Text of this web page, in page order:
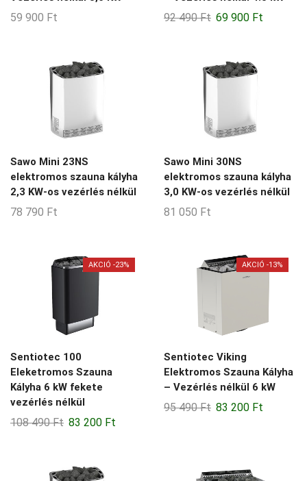
59 900 Ft 92 490Ft Original
92
490 Ft.
69 900 Ft
Sawo Mini 23NS
elektromos szauna kályha
2,3 KW-os vezérlés nélkül
78 790 Ft
Sawo Mini 30NS
elektromos szauna kályha
3,0 KW-os vezérlés nélkül
81 050 Ft
AKCIÓ -23%
Sentiotec 100
Eleketromos Szauna
Kályha 6 kW fekete
vezérlés nélkül
108 490Ft Original
108
83 200 Ft
AKCIÓ -13%
Sentiotec Viking
Elektromos Szauna Kályha
– Vezérlés nélkül 6 kW
95 490Ft Original
490 Ft.
83 200 Ft